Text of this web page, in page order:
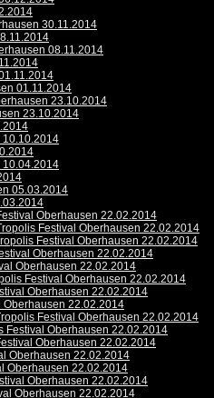
30.11.2014
08.11.2014
01.11.2014
23.10.2014
23.10.2014
10.10.2014
10.04.2014
05.03.2014
Oberhausen 22.02.2014
Festival Oberhausen 22.02.2014
Festival Oberhausen 22.02.2014
Oberhausen 22.02.2014
Oberhausen 22.02.2014
Festival Oberhausen 22.02.2014
Oberhausen 22.02.2014
Oberhausen 22.02.2014
Festival Oberhausen 22.02.2014
Festival Oberhausen 22.02.2014
Oberhausen 22.02.2014
Oberhausen 22.02.2014
Oberhausen 22.02.2014
Oberhausen 22.02.2014
Oberhausen 22.02.2014